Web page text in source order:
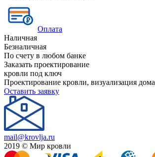
Оплата
Наличная
Безналичная
По счету в любом банке
Заказать проектирование
кровли под ключ
Проектирование кровли, визуализация дома
Оставить заявку
mail@krovlja.ru
2019 © Мир кровли